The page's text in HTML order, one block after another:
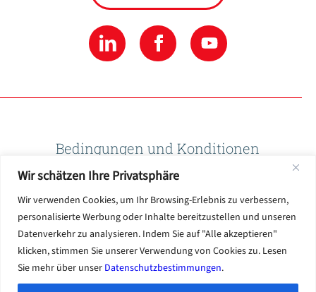
Wir schätzen Ihre Privatsphäre
Wir verwenden Cookies, um Ihr Browsing-Erlebnis zu verbessern,
personalisierte Werbung oder Inhalte bereitzustellen und unseren
Datenverkehr zu analysieren. Indem Sie auf "Alle akzeptieren"
klicken, stimmen Sie unserer Verwendung von Cookies zu. Lesen
Sie mehr über unser Datenschutzbestimmungen.
Bedingungen und Konditionen
Datenschutzbestimmungen
Nutzungsbedingungen